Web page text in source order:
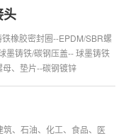
头
橡胶密封圈--EPDM/SBR螺
墨铸铁/碳钢压盖-- 球墨铸铁
、垫片--碳钢镀锌
、石油、化工、食品、医